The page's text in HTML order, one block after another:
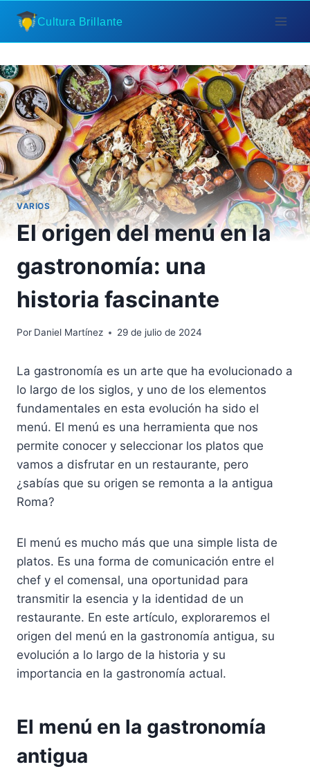
Saltar
contenido
Cultura Brillante
VARIOS
El origen del menú en la
gastronomía: una
historia fascinante
Por Daniel Martínez 29 de julio de 2024
La gastronomía es un arte que ha evolucionado a
lo largo de los siglos, y uno de los elementos
fundamentales en esta evolución ha sido el
menú. El menú es una herramienta que nos
permite conocer y seleccionar los platos que
vamos a disfrutar en un restaurante, pero
¿sabías que su origen se remonta a la antigua
Roma?
El menú es mucho más que una simple lista de
platos. Es una forma de comunicación entre el
chef y el comensal, una oportunidad para
transmitir la esencia y la identidad de un
restaurante. En este artículo, exploraremos el
origen del menú en la gastronomía antigua, su
evolución a lo largo de la historia y su
importancia en la gastronomía actual.
El menú en la gastronomía
antigua